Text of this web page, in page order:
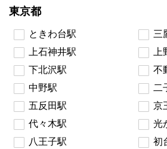
東京都
ときわ台駅
三
上石神井駅
上
下北沢駅
不
中野駅
二
五反田駅
京
代々木駅
光
八王子駅
初